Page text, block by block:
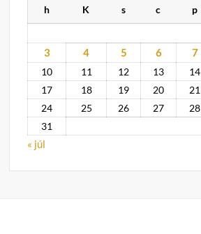
h K s c p
3
4 5 6 7
10
11 12 13 14
17
18 19 20 21
24
25 26 27 28
31
« júl